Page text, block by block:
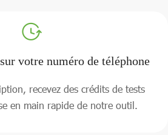
votre numéro de téléphone
recevez des crédits de tests
en main rapide de notre outil.